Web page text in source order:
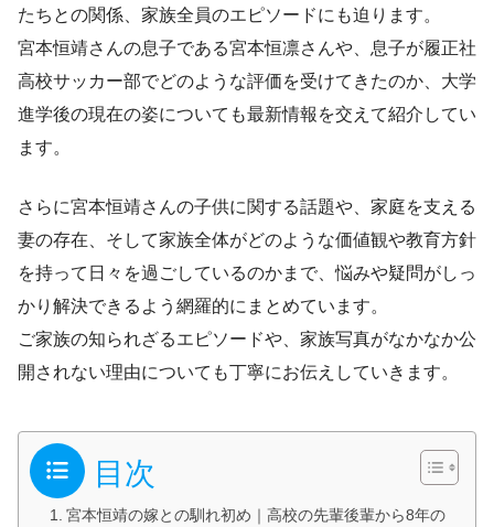
たちとの関係、家族全員のエピソードにも迫ります。
宮本恒靖さんの息子である宮本恒凛さんや、息子が履正社
高校サッカー部でどのような評価を受けてきたのか、大学
進学後の現在の姿についても最新情報を交えて紹介してい
ます。
さらに宮本恒靖さんの子供に関する話題や、家庭を支える
妻の存在、そして家族全体がどのような価値観や教育方針
を持って日々を過ごしているのかまで、悩みや疑問がしっ
かり解決できるよう網羅的にまとめています。
ご家族の知られざるエピソードや、家族写真がなかなか公
開されない理由についても丁寧にお伝えしていきます。
目次
宮本恒靖の嫁との馴れ初め｜高校の先輩後輩から8年の